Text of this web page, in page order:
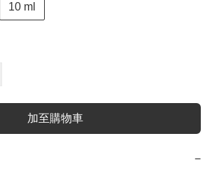
10 ml
加至購物車
−